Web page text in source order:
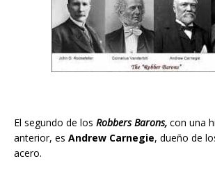
El segundo de los Robbers Barons, con una
anterior, es Andrew Carnegie, dueño de
acero.